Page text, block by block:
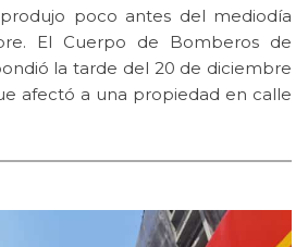
poco antes del mediodía
El Cuerpo de Bomberos de
la tarde del 20 de diciembre
afectó a una propiedad en calle